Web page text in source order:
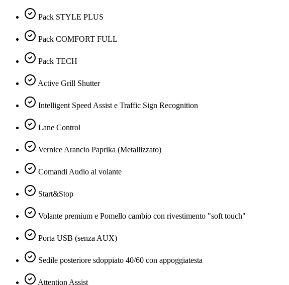
Pack STYLE PLUS
Pack COMFORT FULL
Pack TECH
Active Grill Shutter
Intelligent Speed Assist e Traffic Sign Recognition
Lane Control
Vernice Arancio Paprika (Metallizzato)
Comandi Audio al volante
Start&Stop
Volante premium e Pomello cambio con rivestimento "soft touch"
Porta USB (senza AUX)
Sedile posteriore sdoppiato 40/60 con appoggiatesta
Attention Assist